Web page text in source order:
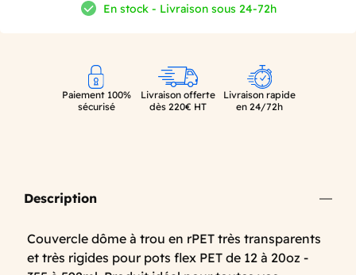
En stock - Livraison sous 24-72h
Paiement 100%
sécurisé
Livraison offerte
dès 220€ HT
Livraison rapide
en 24/72h
Description
Couvercle dôme à trou en rPET très transparents
et très rigides pour pots flex PET de 12 à 20oz -